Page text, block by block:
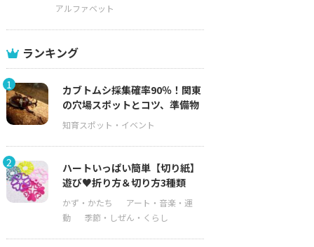
アルファベット
ランキング
1
カブトムシ採集確率90％！関東
の穴場スポットとコツ、準備物
2
ハートいっぱい簡単【切り紙】
遊び♥折り方＆切り方3種類